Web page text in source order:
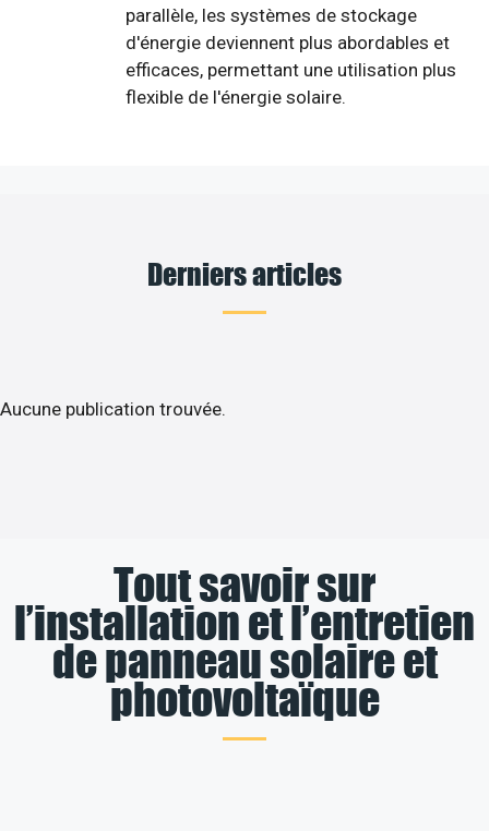
parallèle, les systèmes de stockage
d'énergie deviennent plus abordables et
efficaces, permettant une utilisation plus
flexible de l'énergie solaire.
Derniers articles
Aucune publication trouvée.
Tout savoir sur
l’installation et l’entretien
de panneau solaire et
photovoltaïque